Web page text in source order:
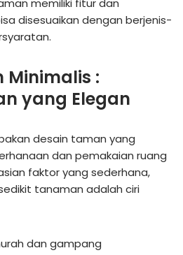
memiliki fitur dan
disesuaikan dengan berjenis-
Minimalis :
yang Elegan
desain taman yang
dan pemakaian ruang
faktor yang sederhana,
tanaman adalah ciri
dan gampang